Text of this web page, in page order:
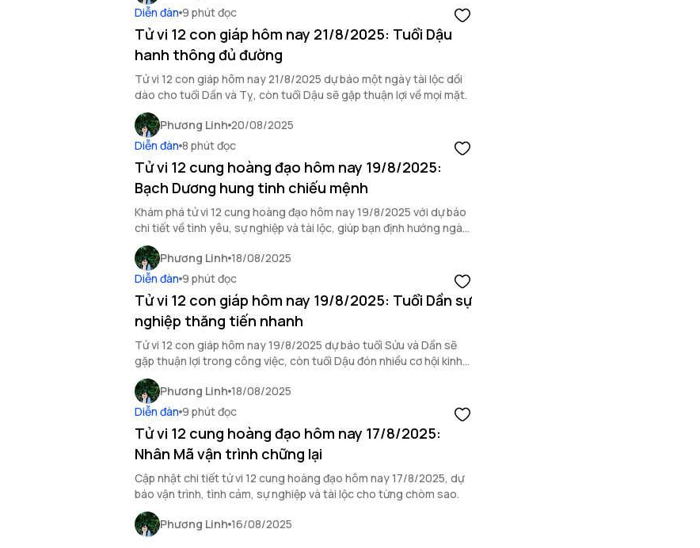
Diễn đàn 9 phút đọc
Tử vi 12 con giáp hôm nay 21/8/2025: Tuổi Dậu
hanh thông đủ đường
Tử vi 12 con giáp hôm nay 21/8/2025 dự báo một ngày tài lộc dồi
dào cho tuổi Dần và Tỵ, còn tuổi Dậu sẽ gặp thuận lợi về mọi mặt.
Phương Linh 20/08/2025
Diễn đàn 8 phút đọc
Tử vi 12 cung hoàng đạo hôm nay 19/8/2025:
Bạch Dương hung tinh chiếu mệnh
Khám phá tử vi 12 cung hoàng đạo hôm nay 19/8/2025 với dự báo
chi tiết về tình yêu, sự nghiệp và tài lộc, giúp bạn định hướng ngày
mới.
Phương Linh 18/08/2025
Diễn đàn 9 phút đọc
Tử vi 12 con giáp hôm nay 19/8/2025: Tuổi Dần sự
nghiệp thăng tiến nhanh
Tử vi 12 con giáp hôm nay 19/8/2025 dự báo tuổi Sửu và Dần sẽ
gặp thuận lợi trong công việc, còn tuổi Dậu đón nhiều cơ hội kinh
doanh mới.
Phương Linh 18/08/2025
Diễn đàn 9 phút đọc
Tử vi 12 cung hoàng đạo hôm nay 17/8/2025:
Nhân Mã vận trình chững lại
Cập nhật chi tiết tử vi 12 cung hoàng đạo hôm nay 17/8/2025, dự
báo vận trình, tình cảm, sự nghiệp và tài lộc cho từng chòm sao.
Phương Linh 16/08/2025